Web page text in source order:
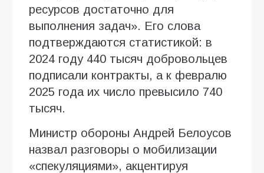
ресурсов достаточно для
выполнения задач». Его слова
подтверждаются статистикой: в
2024 году 440 тысяч добровольцев
подписали контракты, а к февралю
2025 года их число превысило 740
тысяч.
Министр обороны Андрей Белоусов
назвал разговоры о мобилизации
«спекуляциями», акцентируя